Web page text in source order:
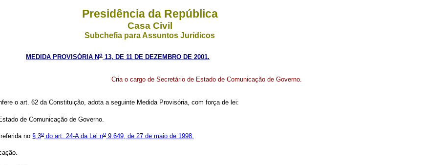
Presidência da República
Casa Civil
Subchefia para Assuntos Jurídicos
MEDIDA PROVISÓRIA No 13, DE 11 DE DEZEMBRO DE 2001.
Cria o cargo de Secretário de Estado de Comunicação de Governo.
o art. 62 da Constituição, adota a seguinte Medida Provisória, com força de lei:
de Comunicação de Governo.
no § 3o do art. 24-A da Lei no 9.649, de 27 de maio de 1998.